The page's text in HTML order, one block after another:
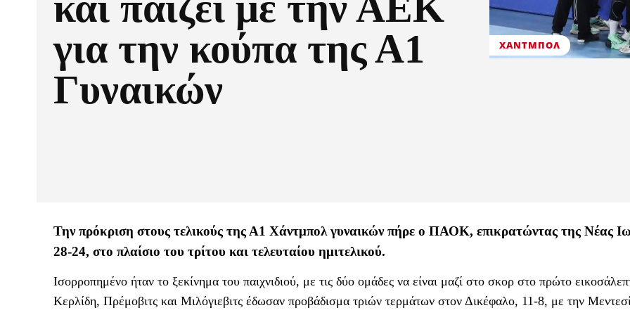
για την κούπα της Α1
Γυναικών
ΧΆΝΤΜΠΟΛ
Την πρόκριση στους τελικούς της Α1 Χάντμπολ γυναικών πήρε ο ΠΑΟΚ, επικρατώντας της Νέας
28-24, στο πλαίσιο του τρίτου και τελευταίου ημιτελικού.
Ισορροπημένο ήταν το ξεκίνημα του παιχνιδιού, με τις δύο ομάδες να είναι μαζί στο σκορ στο πρώτο
Κερλίδη, Πρέμοβιτς και Μιλόγιεβιτς έδωσαν προβάδισμα τριών τερμάτων στον Δικέφαλο, 11-8, με την